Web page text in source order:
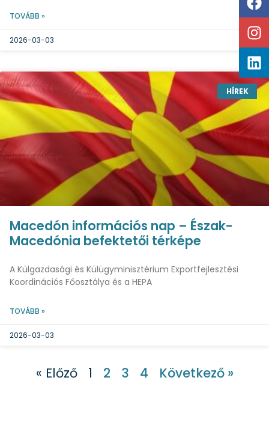
TOVÁBB »
2026-03-03
HÍREK
Macedón információs nap – Észak-
Macedónia befektetői térképe
A Külgazdasági és Külügyminisztérium Exportfejlesztési
Koordinációs Főosztálya és a HEPA
TOVÁBB »
2026-03-03
« Előző 1 2 3 4 Következő »